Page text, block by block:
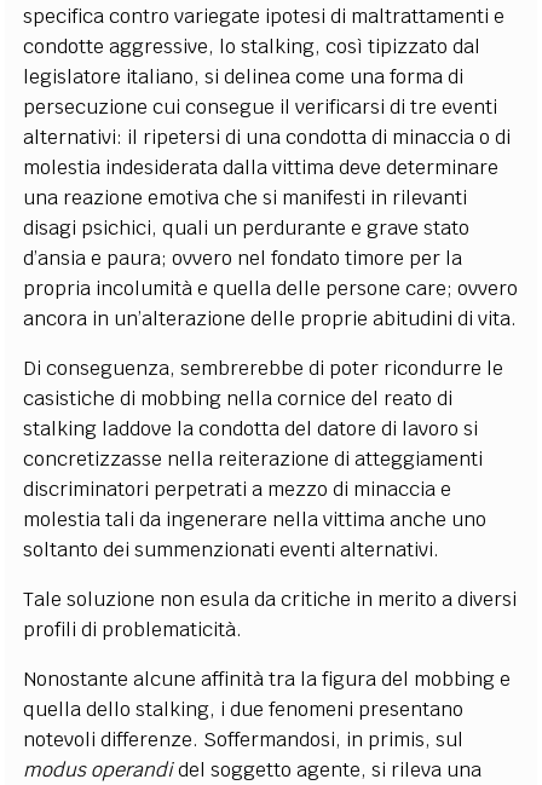
specifica contro variegate ipotesi di maltrattamenti e
condotte aggressive, lo stalking, così tipizzato dal
legislatore italiano, si delinea come una forma di
persecuzione cui consegue il verificarsi di tre eventi
alternativi: il ripetersi di una condotta di minaccia o di
molestia indesiderata dalla vittima deve determinare
una reazione emotiva che si manifesti in rilevanti
disagi psichici, quali un perdurante e grave stato
d’ansia e paura; ovvero nel fondato timore per la
propria incolumità e quella delle persone care; ovvero
ancora in un’alterazione delle proprie abitudini di vita.
Di conseguenza, sembrerebbe di poter ricondurre le
casistiche di mobbing nella cornice del reato di
stalking laddove la condotta del datore di lavoro si
concretizzasse nella reiterazione di atteggiamenti
discriminatori perpetrati a mezzo di minaccia e
molestia tali da ingenerare nella vittima anche uno
soltanto dei summenzionati eventi alternativi.
Tale soluzione non esula da critiche in merito a diversi
profili di problematicità.
Nonostante alcune affinità tra la figura del mobbing e
quella dello stalking, i due fenomeni presentano
notevoli differenze. Soffermandosi, in primis, sul
modus operandidel soggetto agente, si rileva una